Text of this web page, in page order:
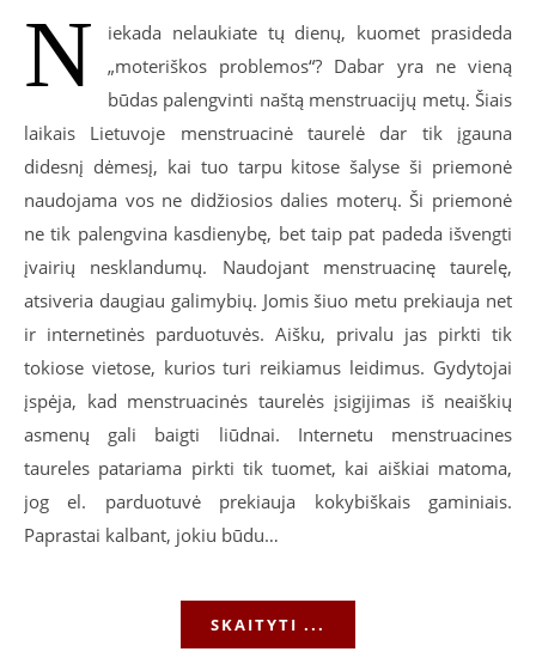
N
iekada nelaukiate tų dienų, kuomet prasideda
„moteriškos problemos“? Dabar yra ne vieną
būdas palengvinti naštą menstruacijų metų. Šiais
laikais Lietuvoje menstruacinė taurelė dar tik įgauna
didesnį dėmesį, kai tuo tarpu kitose šalyse ši priemonė
naudojama vos ne didžiosios dalies moterų. Ši priemonė
ne tik palengvina kasdienybę, bet taip pat padeda išvengti
įvairių nesklandumų. Naudojant menstruacinę taurelę,
atsiveria daugiau galimybių. Jomis šiuo metu prekiauja net
ir internetinės parduotuvės. Aišku, privalu jas pirkti tik
tokiose vietose, kurios turi reikiamus leidimus. Gydytojai
įspėja, kad menstruacinės taurelės įsigijimas iš neaiškių
asmenų gali baigti liūdnai. Internetu menstruacines
taureles patariama pirkti tik tuomet, kai aiškiai matoma,
jog el. parduotuvė prekiauja kokybiškais gaminiais.
Paprastai kalbant, jokiu būdu…
SKAITYTI ...